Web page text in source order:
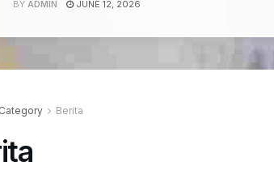
BY ADMIN JUNE 12, 2026
Category Berita